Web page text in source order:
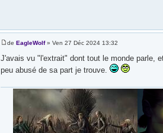
de EagleWolf» Ven 27 Déc 2024 13:32
J'avais vu "l'extrait" dont tout le monde parle,
peu abusé de sa part je trouve.